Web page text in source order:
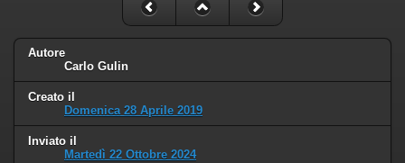
Autore
Carlo Gulin
Creato il
Domenica 28 Aprile 2019
Inviato il
Martedì 22 Ottobre 2024